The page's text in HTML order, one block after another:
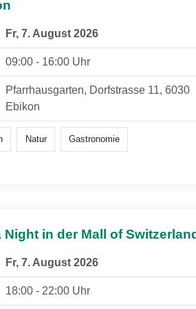
Fr, 7. August 2026
09:00 - 16:00 Uhr
Pfarrhausgarten, Dorfstrasse 11, 6030
Ebikon
Natur Gastronomie
Night in der Mall of
Fr, 7. August 2026
18:00 - 22:00 Uhr